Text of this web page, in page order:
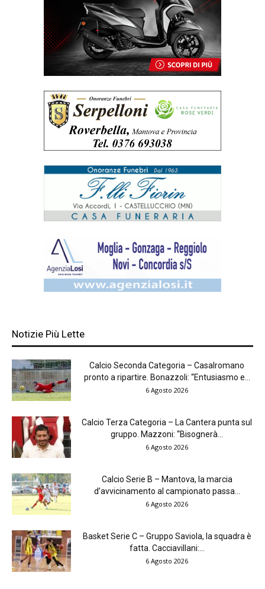
Notizie Più Lette
Calcio Seconda Categoria – Casalromano
pronto a ripartire. Bonazzoli: “Entusiasmo e...
6 Agosto 2026
Calcio Terza Categoria – La Cantera punta sul
gruppo. Mazzoni: “Bisognerà...
6 Agosto 2026
Calcio Serie B – Mantova, la marcia
d’avvicinamento al campionato passa...
6 Agosto 2026
Basket Serie C – Gruppo Saviola, la squadra è
fatta. Cacciavillani:...
6 Agosto 2026